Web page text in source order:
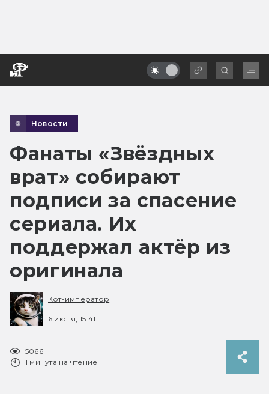
Новости
Фанаты «Звёздных
врат» собирают
подписи за спасение
сериала. Их
поддержал актёр из
оригинала
Кот-император
6 июня, 15:41
5066
1 минута на чтение